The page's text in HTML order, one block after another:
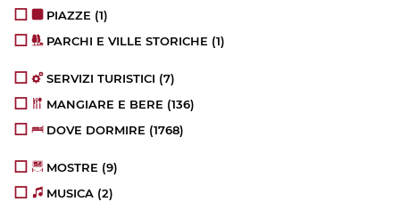
PIAZZE (1)
PARCHI E VILLE STORICHE (1)
SERVIZI TURISTICI (7)
MANGIARE E BERE (136)
DOVE DORMIRE (1768)
MOSTRE (9)
MUSICA (2)